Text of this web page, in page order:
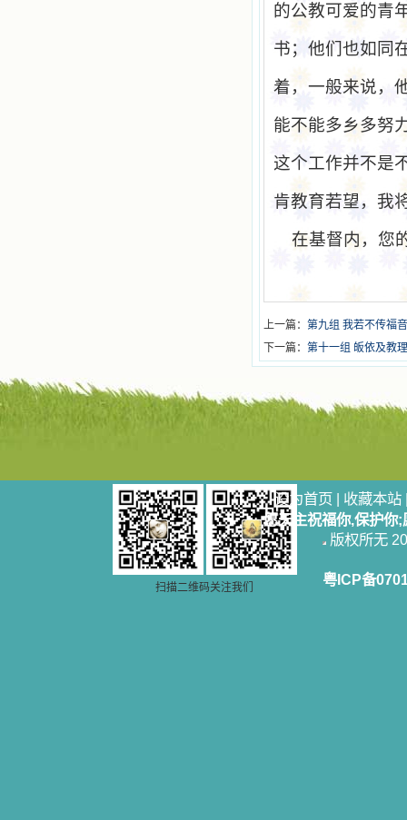
的公教可爱的青
书；他们也如同
着，一般来说，
能不能多乡多努
这个工作并不是
肯教育若望，我
在基督内，您
上一篇： 第九组 我若不传福
下一篇： 第十一组 皈依及教
扫描二维码关注我们
设为首页 | 收藏本站
愿天主祝福你,保护你
版权所无
粤ICP备